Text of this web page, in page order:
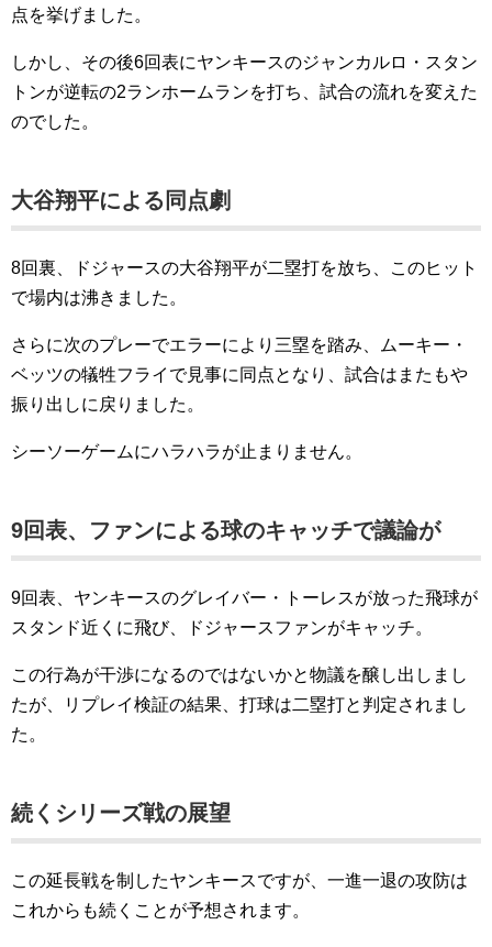
点を挙げました。
しかし、その後6回表にヤンキースのジャンカルロ・スタン
トンが逆転の2ランホームランを打ち、試合の流れを変えた
のでした。
大谷翔平による同点劇
8回裏、ドジャースの大谷翔平が二塁打を放ち、このヒット
で場内は沸きました。
さらに次のプレーでエラーにより三塁を踏み、ムーキー・
ベッツの犠牲フライで見事に同点となり、試合はまたもや
振り出しに戻りました。
シーソーゲームにハラハラが止まりません。
9回表、ファンによる球のキャッチで議論が
9回表、ヤンキースのグレイバー・トーレスが放った飛球が
スタンド近くに飛び、ドジャースファンがキャッチ。
この行為が干渉になるのではないかと物議を醸し出しまし
たが、リプレイ検証の結果、打球は二塁打と判定されまし
た。
続くシリーズ戦の展望
この延長戦を制したヤンキースですが、一進一退の攻防は
これからも続くことが予想されます。